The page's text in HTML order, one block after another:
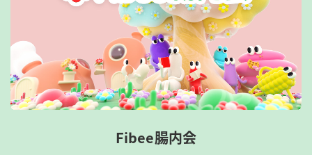
Fibee腸内会